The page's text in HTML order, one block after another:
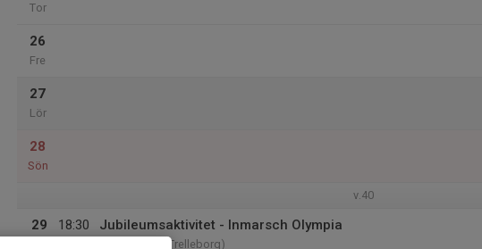
Tor
26
Fre
27
Lör
28
Sön
v.40
29
18:30
Jubileumsaktivitet - Inmarsch Olympia
Olympia (HIF-Trelleborg)